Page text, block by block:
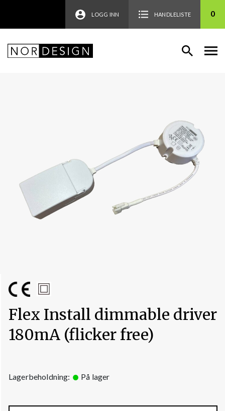
LOGG INN HANDLELISTE 0
Flex Install dimmable driver
180mA (flicker free)
Lagerbeholdning: På lager